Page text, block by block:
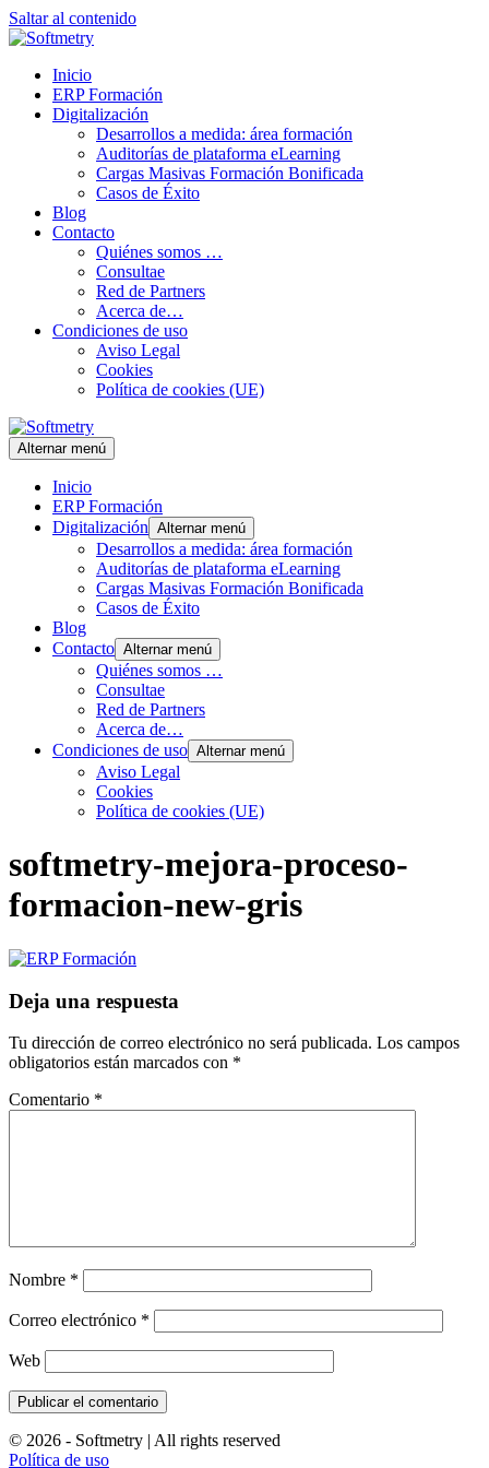
Saltar al contenido
Inicio
ERP Formación
Digitalización
Desarrollos a medida: área formación
Auditorías de plataforma eLearning
Cargas Masivas Formación Bonificada
Casos de Éxito
Blog
Contacto
Quiénes somos …
Consultae
Red de Partners
Acerca de…
Condiciones de uso
Aviso Legal
Cookies
Política de cookies (UE)
Alternar menú
Inicio
ERP Formación
Digitalización Alternar menú
Desarrollos a medida: área formación
Auditorías de plataforma eLearning
Cargas Masivas Formación Bonificada
Casos de Éxito
Blog
Contacto Alternar menú
Quiénes somos …
Consultae
Red de Partners
Acerca de…
Condiciones de uso Alternar menú
Aviso Legal
Cookies
Política de cookies (UE)
softmetry-mejora-proceso-
formacion-new-gris
Deja una respuesta
Tu dirección de correo electrónico no será publicada. Los campos
obligatorios están marcados con *
Comentario *
Nombre *
Correo electrónico *
Web
© 2026 - Softmetry | All rights reserved
Política de uso